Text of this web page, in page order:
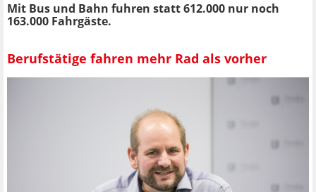
Mit Bus und Bahn fuhren statt 612.000 nur noch
163.000 Fahrgäste.
Berufstätige fahren mehr Rad als vorher